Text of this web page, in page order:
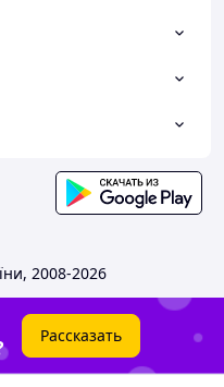
2008-2026
Рассказать